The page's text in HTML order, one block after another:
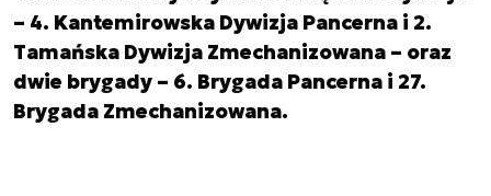
– 4. Kantemirowska Dywizja Pancerna i 2.
Tamańska Dywizja Zmechanizowana – oraz
dwie brygady – 6. Brygada Pancerna i 27.
Brygada Zmechanizowana.